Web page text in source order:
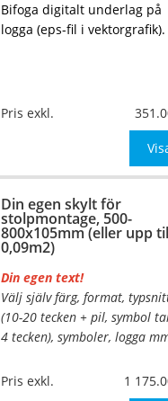
Bifoga digitalt underlag på
logga (eps-fil i vektorgrafik).
Pris exkl.
Din egen skylt för
stolpmontage, 500-
800x105mm (eller upp
0,09m2)
Din egen text!
Välj själv färg, format,
(10-20 tecken + pil, symbol
4 tecken), symboler, logga
Material:
Kantvikt
Pris exkl. 1